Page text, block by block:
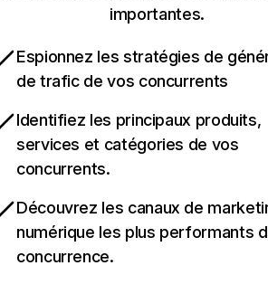
importantes.
Espionnez les stratégies de
de trafic de vos concurrents
Identifiez les principaux produits,
services et catégories de vos
concurrents.
Découvrez les canaux de
numérique les plus performants
concurrence.